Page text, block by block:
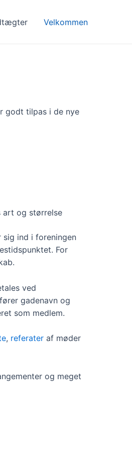
Velkommen
godt tilpas i de nye
art og størrelse
ind i foreningen
For
ved
gadenavn og
som medlem.
, referater af møder
og meget